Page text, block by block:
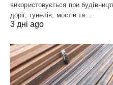
використовується при
доріг, тунелів, мостів та…
3 дні ago